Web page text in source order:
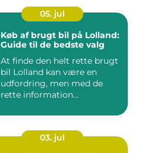
05. jul
Køb af brugt bil på Lolland:
Guide til de bedste valg
At finde den helt rette brugt
bil Lolland kan være en
udfordring, men med de
rette information...
03. jul